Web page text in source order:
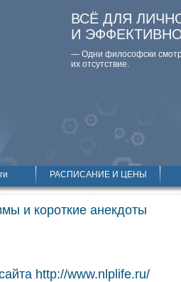
ВСЁ ДЛЯ
И
— Одни философски
их отсутствие.
РАСПИСАНИЕ И ЦЕНЫ
и короткие анекдоты
http://www.nlplife.ru/